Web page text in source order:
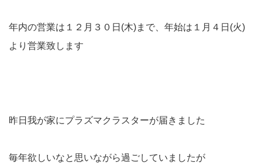
年内の営業は１２月３０日(木)まで、年始は１月４日(火)
より営業致します
昨日我が家にプラズマクラスターが届きました
毎年欲しいなと思いながら過ごしていましたが